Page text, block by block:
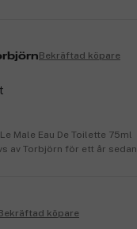
Bekräftad köpare
Male Eau De Toilette 75ml
av Torbjörn för ett år sedan
köpare